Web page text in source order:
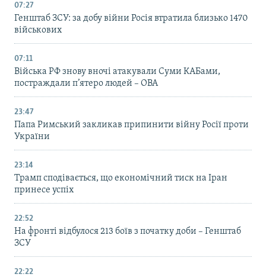
07:27
Генштаб ЗСУ: за добу війни Росія втратила близько 1470
військових
07:11
Війська РФ знову вночі атакували Суми КАБами,
постраждали п’ятеро людей – ОВА
23:47
Папа Римський закликав припинити війну Росії проти
України
23:14
Трамп сподівається, що економічний тиск на Іран
принесе успіх
22:52
На фронті відбулося 213 боїв з початку доби – Генштаб
ЗСУ
22:22